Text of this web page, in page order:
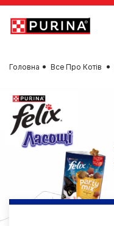
Skip to main content
Головна Все Про Котів